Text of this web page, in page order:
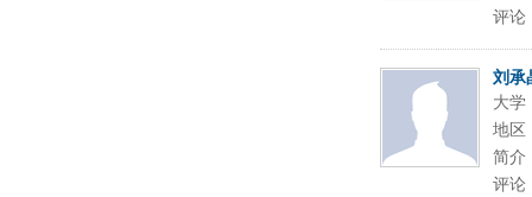
评论
刘承
大学
地区
简介
评论